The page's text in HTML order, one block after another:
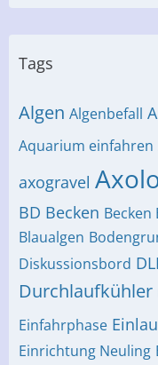
Tags
Algen Algenbefall
Aquarium einfahren
axogravel
BD Becken
Blaualgen
Diskussionsbord
Durchlaufkühler
Einfahrphase
Einrichtung Neuling